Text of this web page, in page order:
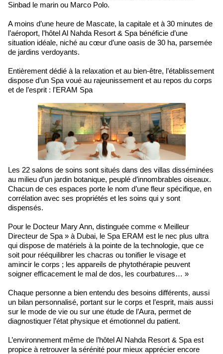
Sinbad le marin ou Marco Polo.
A moins d’une heure de Mascate, la capitale et à 30 minutes de
l’aéroport, l’hôtel Al Nahda Resort & Spa bénéficie d’une
situation idéale, niché au cœur d’une oasis de 30 ha, parsemée
de jardins verdoyants.
Entièrement dédié à la relaxation et au bien-être, l’établissement
dispose d’un Spa voué au rajeunissement et au repos du corps
et de l’esprit : l'ERAM Spa
Les 22 salons de soins sont situés dans des villas disséminées
au milieu d’un jardin botanique, peuplé d’innombrables oiseaux.
Chacun de ces espaces porte le nom d’une fleur spécifique, en
corrélation avec ses propriétés et les soins qui y sont
dispensés.
Pour le Docteur Mary Ann, distinguée comme « Meilleur
Directeur de Spa » à Dubai, le Spa ERAM est le nec plus ultra
qui dispose de matériels à la pointe de la technologie, que ce
soit pour rééquilibrer les chacras ou tonifier le visage et
amincir le corps ; les appareils de phytothérapie peuvent
soigner efficacement le mal de dos, les courbatures… »
Chaque personne a bien entendu des besoins différents, aussi
un bilan personnalisé, portant sur le corps et l’esprit, mais aussi
sur le mode de vie ou sur une étude de l’Aura, permet de
diagnostiquer l’état physique et émotionnel du patient.
L’environnement même de l’hôtel Al Nahda Resort & Spa est
propice à retrouver la sérénité pour mieux apprécier encore